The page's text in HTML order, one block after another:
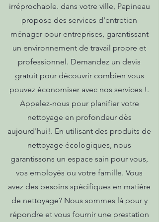
irréprochable. dans votre ville, Papineau
propose des services d'entretien
ménager pour entreprises, garantissant
un environnement de travail propre et
professionnel. Demandez un devis
gratuit pour découvrir combien vous
pouvez économiser avec nos services !.
Appelez-nous pour planifier votre
nettoyage en profondeur dès
aujourd'hui!. En utilisant des produits de
nettoyage écologiques, nous
garantissons un espace sain pour vous,
vos employés ou votre famille. Vous
avez des besoins spécifiques en matière
de nettoyage? Nous sommes là pour y
répondre et vous fournir une prestation